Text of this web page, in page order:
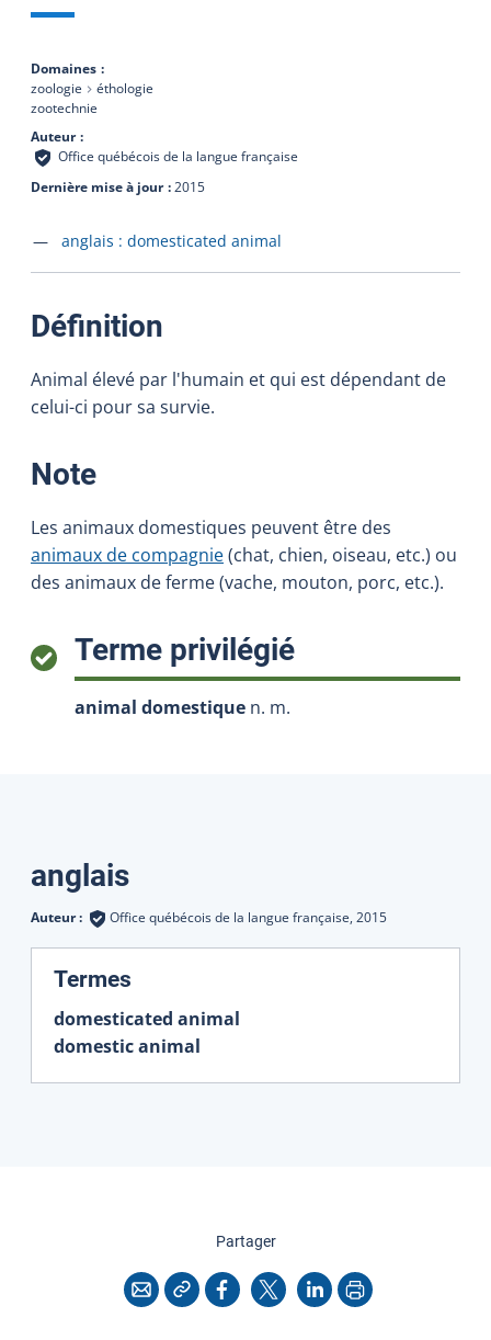
Domaines
zoologie
éthologie
zootechnie
Auteur
Office québécois de la langue française
Dernière mise à jour 2015
Accéder à la fiche en
anglais : domesticated animal
Définition
Animal élevé par l'humain et qui est dépendant de
celui-ci pour sa survie.
Note:
Les animaux domestiques peuvent être des
animaux de compagnie(chat, chien, oiseau, etc.) ou
des animaux de ferme (vache, mouton, porc, etc.).
Terme privilégié:
animal domestique n. m.
Traductions
anglais
Auteur : Office québécois de la langue française, 2015
Termes
domesticated animal
domestic animal
Partagercette page
CourrielCopier l'adresse
Facebook
X LinkedInImprimer